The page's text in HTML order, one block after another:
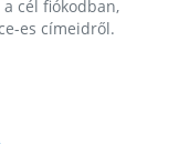
cél fiókodban,
es címeidről.